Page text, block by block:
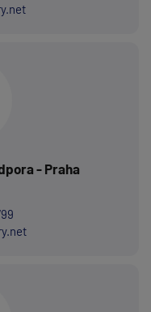
- Praha